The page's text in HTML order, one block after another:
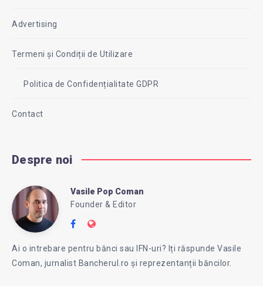
Advertising
Termeni și Condiții de Utilizare
Politica de Confidențialitate GDPR
Contact
Despre noi
Vasile
Pop
Vasile Pop Coman
Founder & Editor
Follow
on
Website:
Ai o intrebare pentru bănci sau IFN-uri? Iți răspunde Vasile
Coman, jurnalist Bancherul.ro și reprezentanții băncilor.